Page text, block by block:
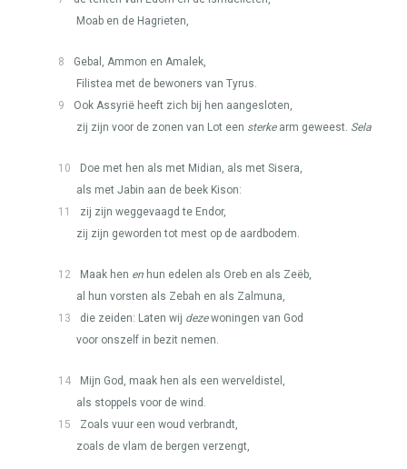
Moab en de Hagrieten,
8
Gebal, Ammon en Amalek,
Filistea met de bewoners van Tyrus.
9
Ook Assyrië heeft zich bij hen aangesloten,
zij zijn voor de zonen van Lot een sterkearm geweest. Sela
10
Doe met hen als met Midian, als met Sisera,
als met Jabin aan de beek Kison:
11
zij zijn weggevaagd te Endor,
zij zijn geworden tot mest op de aardbodem.
12 Maak hen en hun edelen als Oreb en als Zeëb,
al hun vorsten als Zebah en als Zalmuna,
13
die zeiden: Laten wij dezewoningen van God
voor onszelf in bezit nemen.
14
Mijn God, maak hen als een werveldistel,
als stoppels voor de wind.
15
Zoals vuur een woud verbrandt,
zoals de vlam de bergen verzengt,